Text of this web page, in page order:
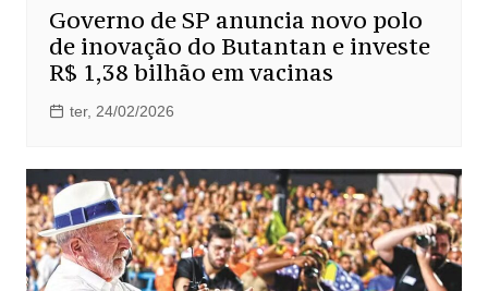
Governo de SP anuncia novo polo
de inovação do Butantan e investe
R$ 1,38 bilhão em vacinas
ter, 24/02/2026